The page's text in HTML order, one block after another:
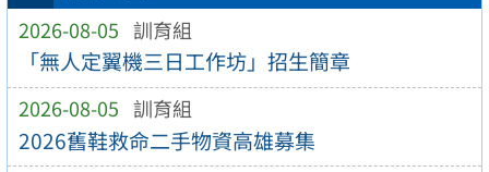
2026-08-05 訓育組
「無人定翼機三日工作坊」招生簡章
2026-08-05 訓育組
2026舊鞋救命二手物資高雄募集